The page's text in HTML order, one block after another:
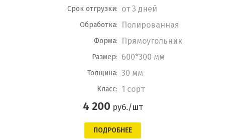
Срок отгрузки: от 3 дней
Обработка: Полированная
Форма: Прямоугольник
Размер: 600*300 мм
Толщина: 30 мм
Класс: 1 сорт
4 200 руб./шт
ПОДРОБНЕЕ